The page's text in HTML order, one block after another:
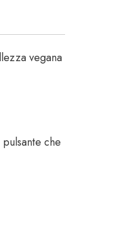
vegana
che